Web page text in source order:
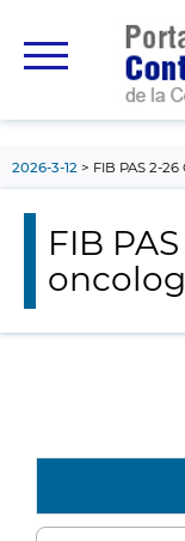
principal
2026-3-12 FIB PAS 2-
FIB